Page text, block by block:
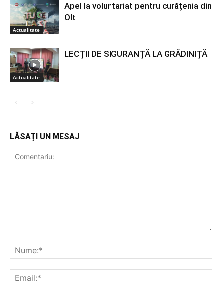
Actualitate
Apel la voluntariat pentru curățenia din
Olt
Actualitate
LECȚII DE SIGURANȚĂ LA GRĂDINIȚĂ
LĂSAȚI UN MESAJ